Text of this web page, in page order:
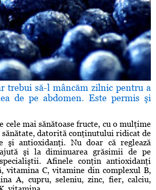
trebui să-l mâncăm zilnic pentru a
de pe abdomen. Este permis şi
cele mai sănătoase fructe, cu o mulţime
datorită conţinutului ridicat de
şi antioxidanţi. Nu doar că reglează
şi la diminuarea grăsimii de pe
Afinele conţin antioxidanţi
vitamina C, vitamine din complexul B,
A, cupru, seleniu, zinc, fier, calciu,